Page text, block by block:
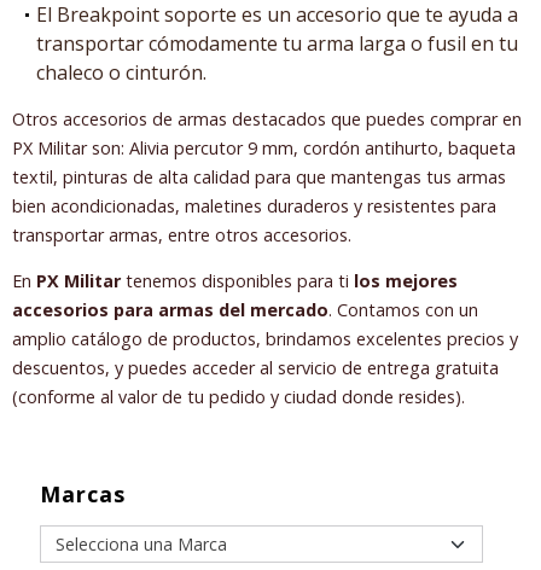
Marcas
El Breakpoint soporte es un accesorio que te ayuda a
transportar cómodamente tu arma larga o fusil en tu
chaleco o cinturón.
Otros accesorios de armas destacados que puedes comprar en
PX Militar son: Alivia percutor 9 mm, cordón antihurto, baqueta
textil, pinturas de alta calidad para que mantengas tus armas
bien acondicionadas, maletines duraderos y resistentes para
transportar armas, entre otros accesorios.
En PX Militartenemos disponibles para ti los mejores
accesorios para armas del mercado. Contamos con un
amplio catálogo de productos, brindamos excelentes precios y
descuentos, y puedes acceder al servicio de entrega gratuita
(conforme al valor de tu pedido y ciudad donde resides).